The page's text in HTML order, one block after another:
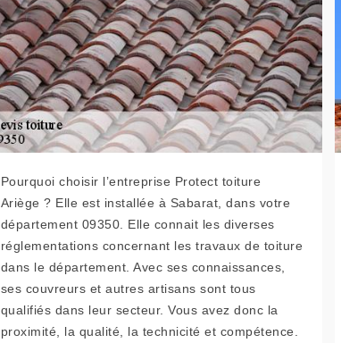
Pourquoi choisir l’entreprise Protect toiture
Ariège ? Elle est installée à Sabarat, dans votre
département 09350. Elle connait les diverses
réglementations concernant les travaux de toiture
dans le département. Avec ses connaissances,
ses couvreurs et autres artisans sont tous
qualifiés dans leur secteur. Vous avez donc la
proximité, la qualité, la technicité et compétence.